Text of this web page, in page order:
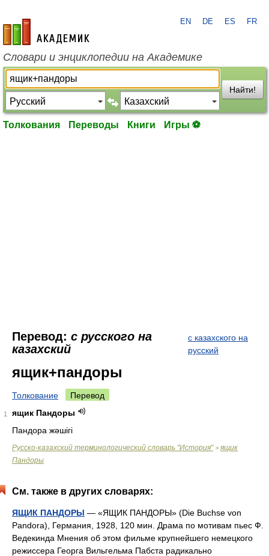
academic.ru
EN DE ES FR
Словари и энциклопедии на Академике
Найти!
Толкования Переводы Книги Игры ⚽
Перевод: с русского на
казахский
с казахского на
русский
ящик+пандоры
Толкование Перевод
1
ящик Пандоры
Пандора жәшігі
Русско-казахский терминологический словарь "История"> ящик
Пандоры
См. также в других словарях:
ЯЩИК ПАНДОРЫ — «ЯЩИК ПАНДОРЫ» (Die Buchse von
Pandora), Германия, 1928, 120 мин. Драма по мотивам пьес Ф.
Ведекинда Мнения об этом фильме крупнейшего немецкого
режиссера Георга Вильгельма Пабста радикально